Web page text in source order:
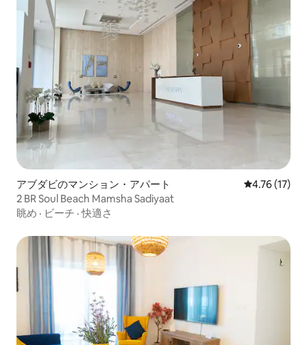
アブダビのマンション・アパート レビュー17
4.76 (17)
2 BR Soul Beach Mamsha Sadiyaat
眺め · ビーチ ·快適さ